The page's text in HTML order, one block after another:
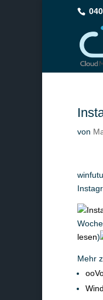
von
lesen)
Mehr